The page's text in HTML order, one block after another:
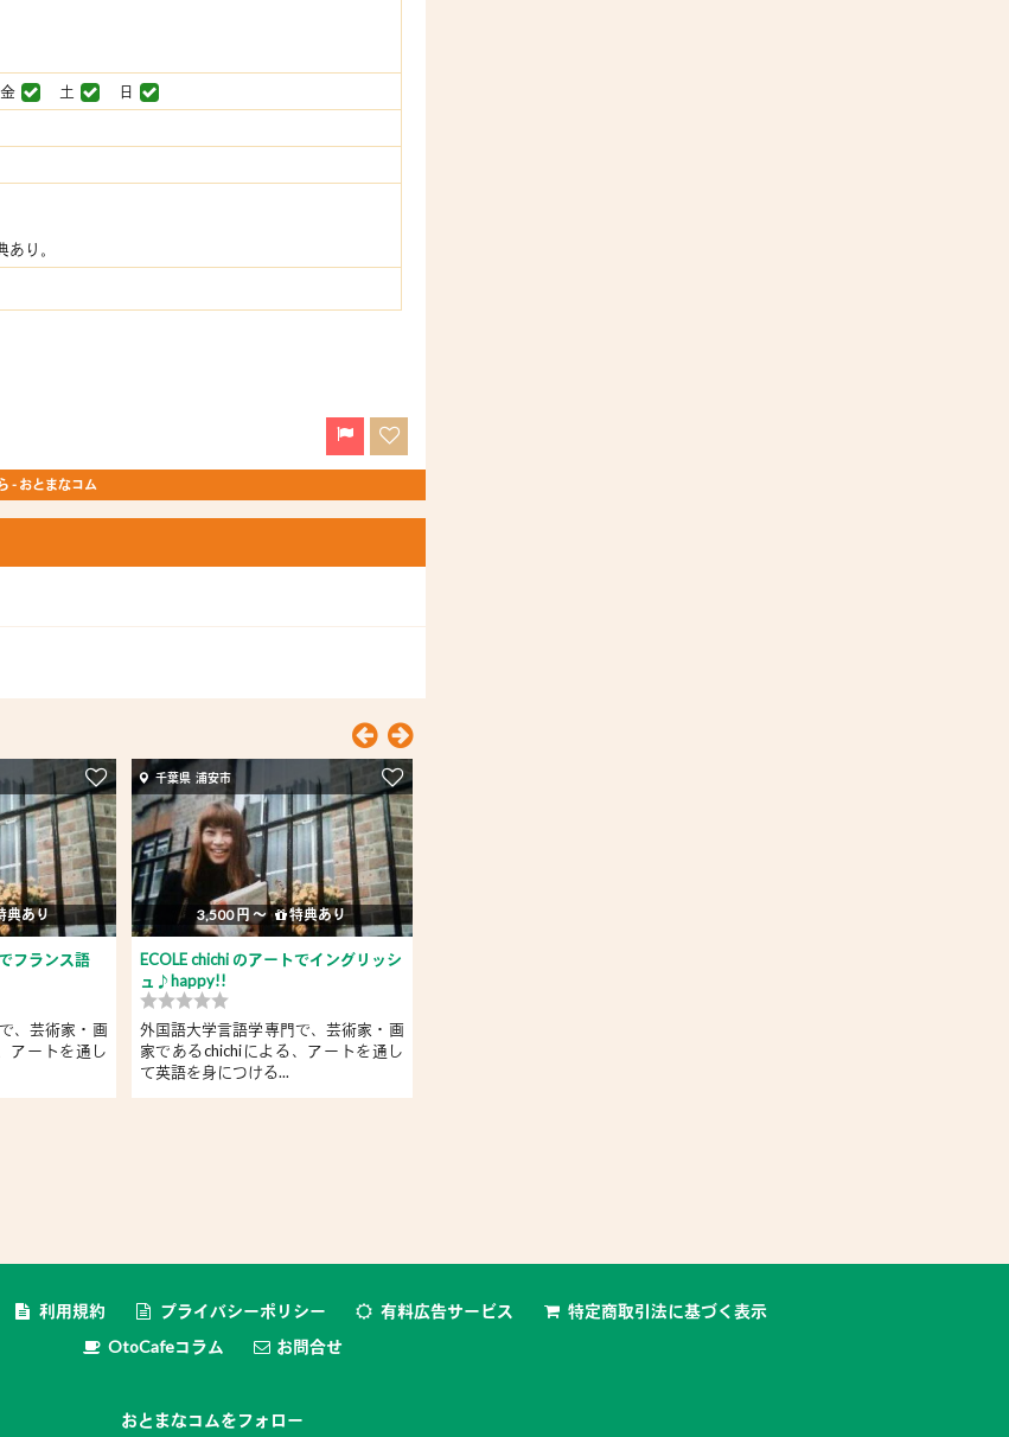
金 土
日
り。
- おとまなコム
典あり
フランス語
、芸術家・画
アートを通し
千葉県 浦安市
3,500 円 〜 特典あり
ECOLE chichi のアートでイングリッシ
ュ♪happy!!
外国語大学言語学専門で、芸術家・画
家であるchichiによる、アートを通し
て英語を身につける...
利用規約 プライバシーポリシー 有料広告サービス
特定商取引法に基づく表示
OtoCafeコラム
お問合せ
おとまなコムをフォロー